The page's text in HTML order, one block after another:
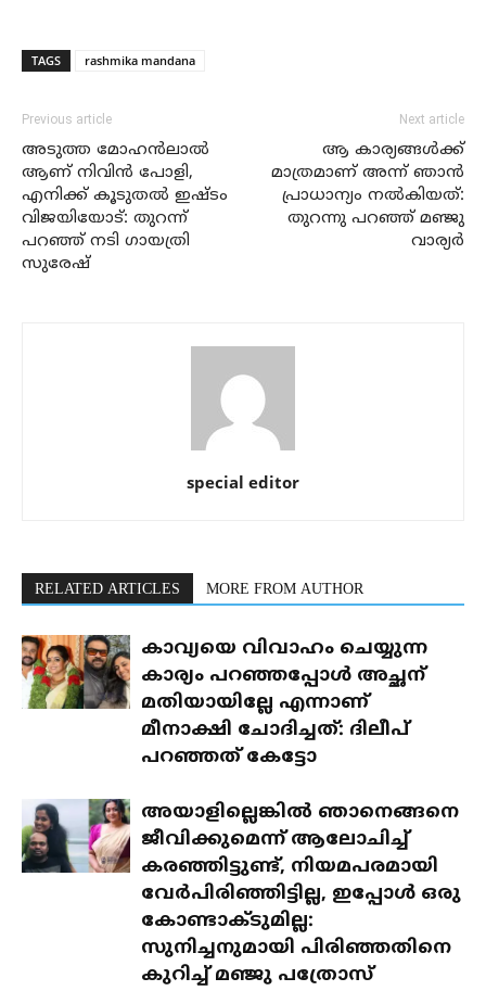
TAGS rashmika mandana
Previous article
അടുത്ത മോഹൻലാൽ
ആണ് നിവിൻ പോളി,
എനിക്ക് കൂടുതൽ ഇഷ്ടം
വിജയിയോട്: തുറന്ന്
പറഞ്ഞ് നടി ഗായത്രി
സുരേഷ്
Next article
ആ കാര്യങ്ങൾക്ക്
മാത്രമാണ് അന്ന് ഞാൻ
പ്രാധാന്യം നൽകിയത്:
തുറന്നു പറഞ്ഞ് മഞ്ജു
വാര്യർ
special editor
RELATED ARTICLES MORE FROM AUTHOR
കാവ്യയെ വിവാഹം ചെയ്യുന്ന
കാര്യം പറഞ്ഞപ്പോൾ അച്ഛന്
മതിയായില്ലേ എന്നാണ്
മീനാക്ഷി ചോദിച്ചത്: ദിലീപ്
പറഞ്ഞത് കേട്ടോ
അയാളില്ലെങ്കിൽ ഞാനെങ്ങനെ
ജീവിക്കുമെന്ന് ആലോചിച്ച്
കരഞ്ഞിട്ടുണ്ട്, നിയമപരമായി
വേർപിരിഞ്ഞിട്ടില്ല, ഇപ്പോൾ ഒരു
കോണ്ടാക്ടുമില്ല:
സുനിച്ചനുമായി പിരിഞ്ഞതിനെ
കുറിച്ച് മഞ്ജു പത്രോസ്